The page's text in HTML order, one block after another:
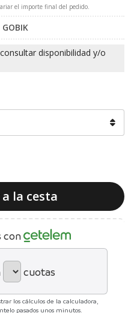
el importe final del pedido.
GOBIK
la cesta
con
cuotas
los cálculos de la calculadora,
pasados unos minutos.